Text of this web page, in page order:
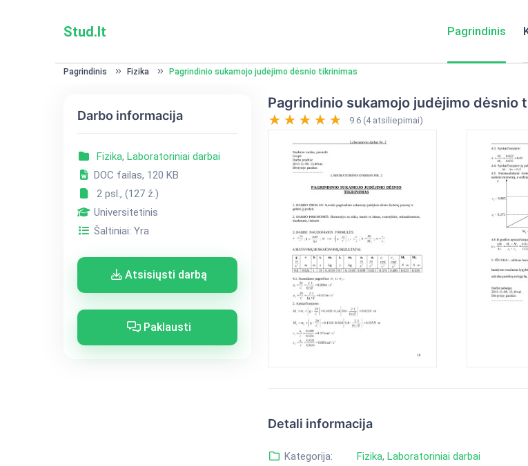
Stud.lt Pagrindinis
Pagrindinis Fizika Pagrindinio sukamojo judėjimo dėsnio tikrinimas
Darbo informacija
Fizika, Laboratoriniai darbai
DOC failas, 120 KB
2 psl., (127 ž.)
Universitetinis
Šaltiniai: Yra
Atsisiųsti darbą
Paklausti
Pagrindinio sukamojo judėjimo dėsnio
9.6 (4 atsiliepimai)
Detali informacija
Kategorija: Fizika, Laboratoriniai darbai